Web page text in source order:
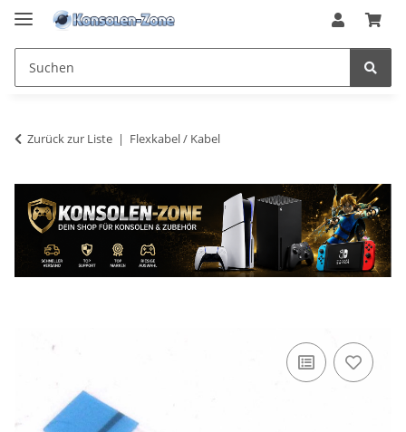
Zurück zur Liste Flexkabel / Kabel